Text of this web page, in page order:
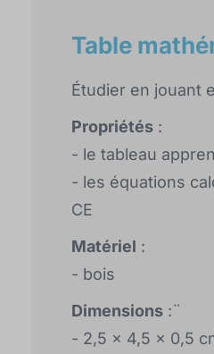
Table
Étudier en jouant
Propriétés :
- le tableau
- les équations
CE
Matériel :
- bois
Dimensions :¨
- 2,5 x 4,5 x 0,5